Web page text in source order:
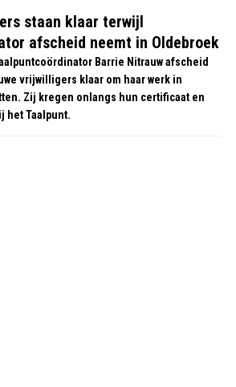
staan klaar terwijl
afscheid neemt in Oldebroek
Barrie Nitrauw afscheid
vrijwilligers klaar om haar werk in
Zij kregen onlangs hun certificaat en
het Taalpunt.